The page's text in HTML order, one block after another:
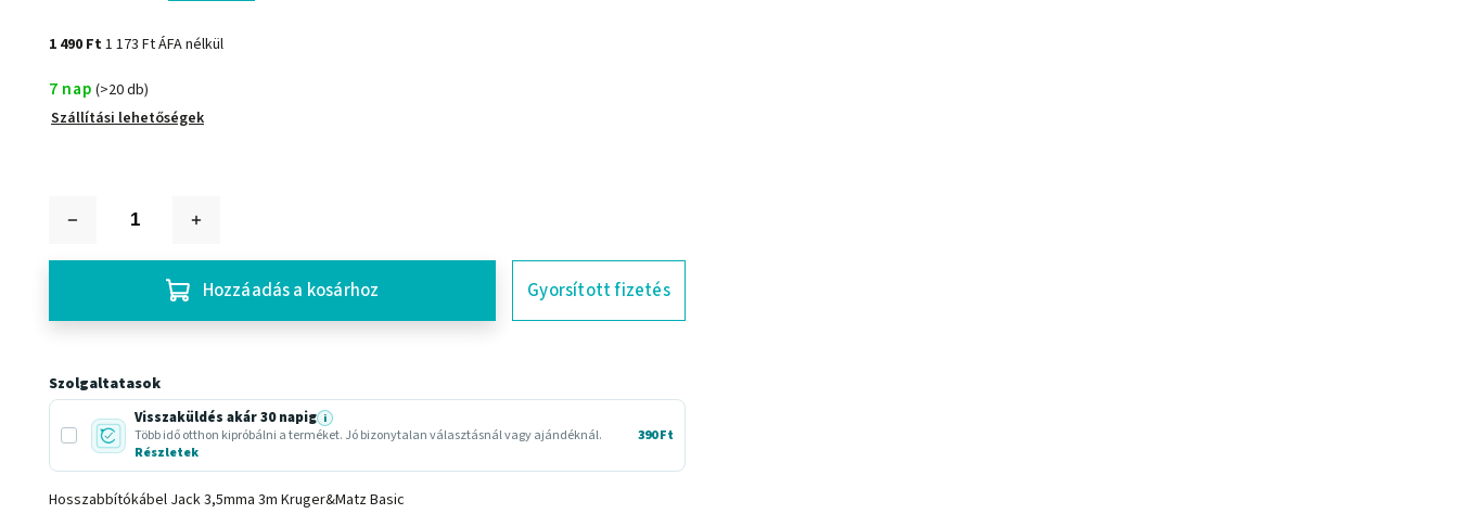
1 490 Ft1 173 Ft ÁFA nélkül
7 nap (>20 db)
Szállítási lehetőségek
Hozzáadás a kosárhoz Gyorsított fizetés
Szolgaltatasok
Visszaküldés akár 30 napig i
Több idő otthon kipróbálni a terméket. Jó bizonytalan választásnál vagy ajándéknál.
Részletek
390 Ft
Hosszabbítókábel Jack 3,5mma 3m Kruger&Matz Basic